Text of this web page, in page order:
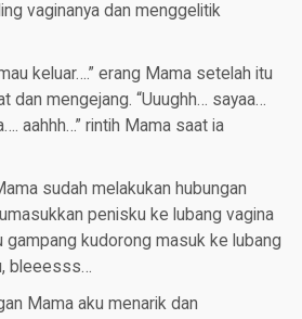
vaginanya dan menggelitik
keluar….” erang Mama setelah itu
dan mengejang. “Uuughh… sayaa…
aahhh…” rintih Mama saat ia
sudah melakukan hubungan
penisku ke lubang vagina
gampang kudorong masuk ke lubang
bleeesss…
Mama aku menarik dan